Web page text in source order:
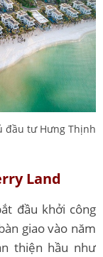
đầu tư Hưng Thịnh
Land
đầu khởi công
giao vào năm
thiện hầu như